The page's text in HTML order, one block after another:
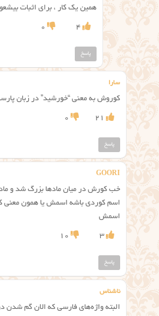
همین یک کار ، برای اثبات
4
0
پاسخ
سارا
کوروش به معنی “خورشید” در زبان
21
0
پاسخ
GOORI
خب کورش در میان مادها بزرگ شد و
اسم کوردی باشه اسمش یا همون معنی
اسمش
3
10
پاسخ
ناشناس
البته واژه‌های فارسی که الان گم شدن